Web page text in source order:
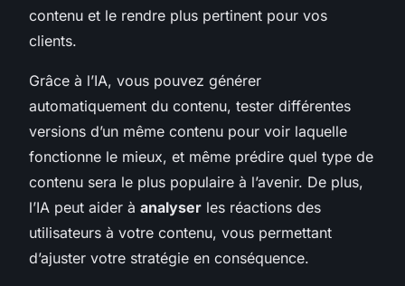
contenu et le rendre plus pertinent pour vos
clients.
Grâce à l’IA, vous pouvez générer
automatiquement du contenu, tester différentes
versions d’un même contenu pour voir laquelle
fonctionne le mieux, et même prédire quel type de
contenu sera le plus populaire à l’avenir. De plus,
l’IA peut aider à analyser les réactions des
utilisateurs à votre contenu, vous permettant
d’ajuster votre stratégie en conséquence.